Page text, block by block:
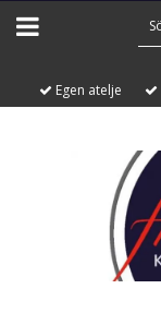
Egen atelje